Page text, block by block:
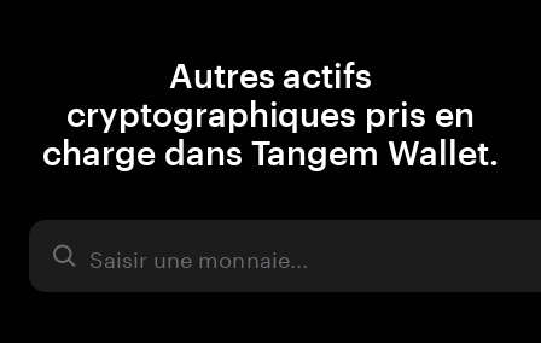
Autres actifs
cryptographiques pris en
charge dans Tangem Wallet.
Actifs